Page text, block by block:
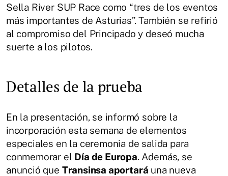
Sella River SUP Race como “tres de los eventos
más importantes de Asturias”. También se refirió
al compromiso del Principado y deseó mucha
suerte a los pilotos.
Detalles de la prueba
En la presentación, se informó sobre la
incorporación esta semana de elementos
especiales en la ceremonia de salida para
conmemorar el Día de Europa. Además, se
anunció que Transinsa aportará una nueva